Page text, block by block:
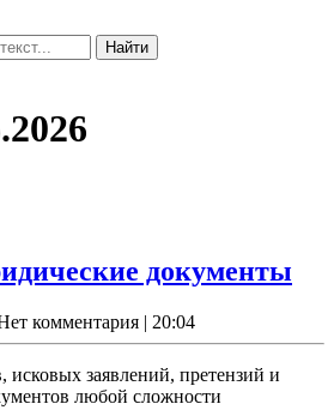
документы
комментария | 20:04
любой сложности